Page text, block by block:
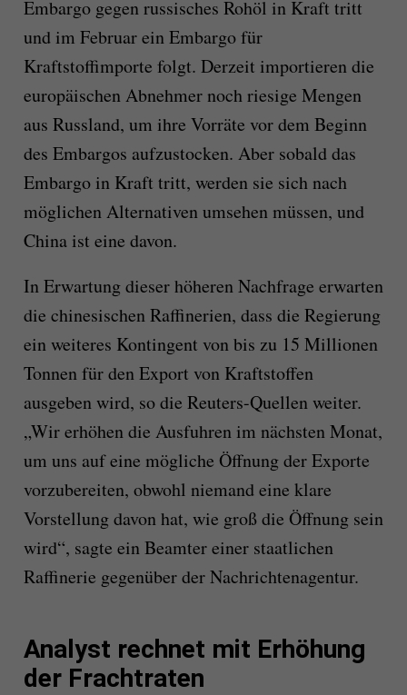
Embargo gegen russisches Rohöl in Kraft tritt
und im Februar ein Embargo für
Kraftstoffimporte folgt. Derzeit importieren die
europäischen Abnehmer noch riesige Mengen
aus Russland, um ihre Vorräte vor dem Beginn
des Embargos aufzustocken. Aber sobald das
Embargo in Kraft tritt, werden sie sich nach
möglichen Alternativen umsehen müssen, und
China ist eine davon.
In Erwartung dieser höheren Nachfrage erwarten
die chinesischen Raffinerien, dass die Regierung
ein weiteres Kontingent von bis zu 15 Millionen
Tonnen für den Export von Kraftstoffen
ausgeben wird, so die Reuters-Quellen weiter.
„Wir erhöhen die Ausfuhren im nächsten Monat,
um uns auf eine mögliche Öffnung der Exporte
vorzubereiten, obwohl niemand eine klare
Vorstellung davon hat, wie groß die Öffnung sein
wird“, sagte ein Beamter einer staatlichen
Raffinerie gegenüber der Nachrichtenagentur.
Analyst rechnet mit Erhöhung
der Frachtraten